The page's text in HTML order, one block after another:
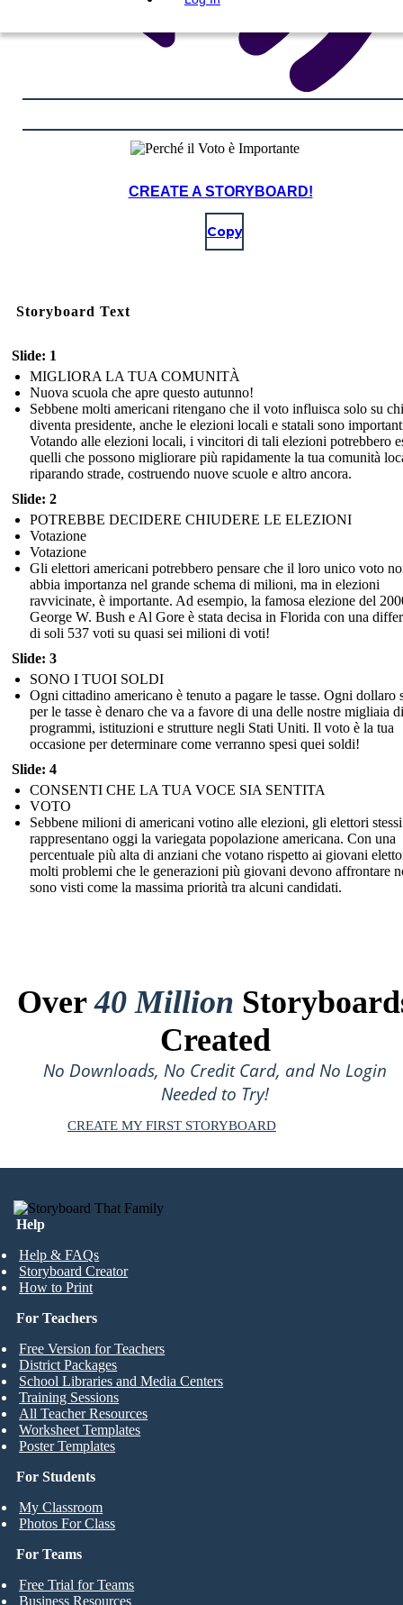
CREATE A STORYBOARD!
Copy
Storyboard Text
Slide: 1
MIGLIORA LA TUA COMUNITÀ
Nuova scuola che apre questo autunno!
Sebbene molti americani ritengano che il voto influisca solo su chi
diventa presidente, anche le elezioni locali e statali sono
Votando alle elezioni locali, i vincitori di tali elezioni potrebbero
quelli che possono migliorare più rapidamente la tua comunità
riparando strade, costruendo nuove scuole e altro ancora.
Slide: 2
POTREBBE DECIDERE CHIUDERE LE ELEZIONI
Votazione
Votazione
Gli elettori americani potrebbero pensare che il loro unico voto
abbia importanza nel grande schema di milioni, ma in elezioni
ravvicinate, è importante. Ad esempio, la famosa elezione del
George W. Bush e Al Gore è stata decisa in Florida con una
di soli 537 voti su quasi sei milioni di voti!
Slide: 3
SONO I TUOI SOLDI
Ogni cittadino americano è tenuto a pagare le tasse. Ogni dollaro
per le tasse è denaro che va a favore di una delle nostre migliaia di
programmi, istituzioni e strutture negli Stati Uniti. Il voto è la tua
occasione per determinare come verranno spesi quei soldi!
Slide: 4
CONSENTI CHE LA TUA VOCE SIA SENTITA
VOTO
Sebbene milioni di americani votino alle elezioni, gli elettori
rappresentano oggi la variegata popolazione americana. Con una
percentuale più alta di anziani che votano rispetto ai giovani
molti problemi che le generazioni più giovani devono affrontare
sono visti come la massima priorità tra alcuni candidati.
Over40 Million
Created
No Downloads, No Credit Card, and No Login
Needed to Try!
CREATE MY FIRST STORYBOARD
Help
Help & FAQs
Storyboard Creator
How to Print
For Students
My Classroom
Photos For Class
For Teachers
Free Version for Teachers
District Packages
School Libraries and Media Centers
Training Sessions
All Teacher Resources
Worksheet Templates
Poster Templates
For Teams
Free Trial for Teams
Business Resources